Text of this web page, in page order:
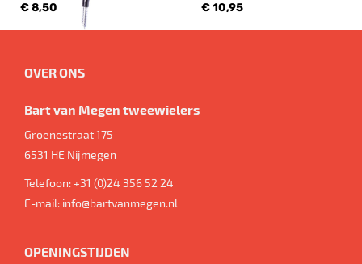
€ 8,50 € 10,95
OVER ONS
Bart van Megen tweewielers
Groenestraat 175
6531 HE Nijmegen
Telefoon:+31 (0)24 356 52 24
E-mail: info@bartvanmegen.nl
OPENINGSTIJDEN